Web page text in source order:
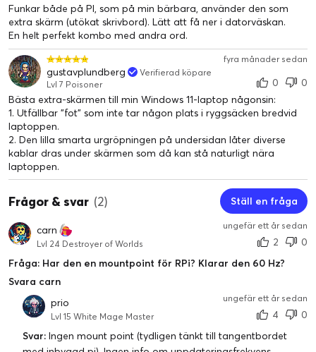
Drivs av (din) Raspberry Pi
Raspberry Pi Monitor kan drivas av din Raspberry Pi eller annan
enhet via USB, vilket gör att du kommer igång med minimal
installation. För att utnyttja din bildskärms fulla potential, koppla
ihop den med en officiell Raspberry Pi-strömförsörjning.
Funkar både på PI, som på min bärbara, använder den som
extra skärm (utökat skrivbord). Lätt att få ner i datorväskan.
En helt perfekt kombo med andra ord.
fyra månader sedan
gustavplundberg
Verifierad köpare
Lvl 7 Poisoner
0
0
Bästa extra-skärmen till min Windows 11-laptop någonsin:
1. Utfällbar "fot" som inte tar någon plats i ryggsäcken bredvid
laptoppen.
2. Den lilla smarta urgröpningen på undersidan låter diverse
kablar dras under skärmen som då kan stå naturligt nära
laptoppen.
Frågor & svar (2) Ställ en fråga
carn
Lvl 24 Destroyer of Worlds
ungefär ett år sedan
2
0
Fråga: Har den en mountpoint för RPi? Klarar den 60 Hz?
Svara carn
prio
Lvl 15 White Mage Master
ungefär ett år sedan
4
0
Svar: Ingen mount point (tydligen tänkt till tangentbordet